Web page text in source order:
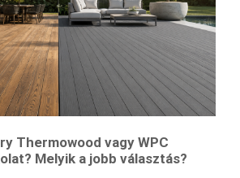
Thermowood vagy WPC
Melyik a jobb választás?